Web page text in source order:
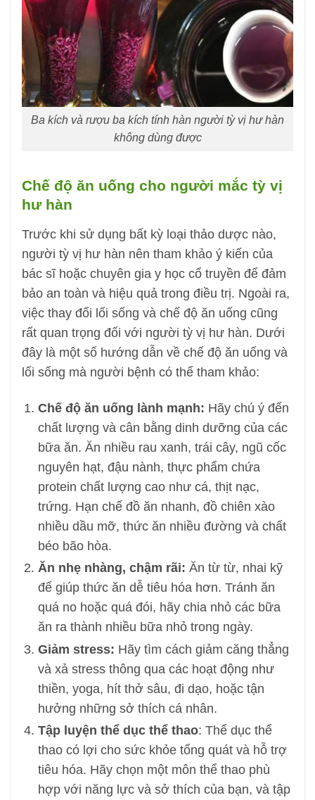
Ba kích và rượu ba kích tính hàn người tỳ vị hư hàn
không dùng được
Chế độ ăn uống cho người mắc tỳ vị
hư hàn
Trước khi sử dụng bất kỳ loại thảo dược nào,
người tỳ vị hư hàn nên tham khảo ý kiến của
bác sĩ hoặc chuyên gia y học cổ truyền để đảm
bảo an toàn và hiệu quả trong điều trị. Ngoài ra,
việc thay đổi lối sống và chế độ ăn uống cũng
rất quan trọng đối với người tỳ vị hư hàn. Dưới
đây là một số hướng dẫn về chế độ ăn uống và
lối sống mà người bệnh có thể tham khảo:
Chế độ ăn uống lành mạnh: Hãy chú ý đến
chất lượng và cân bằng dinh dưỡng của các
bữa ăn. Ăn nhiều rau xanh, trái cây, ngũ cốc
nguyên hạt, đậu nành, thực phẩm chứa
protein chất lượng cao như cá, thịt nạc,
trứng. Hạn chế đồ ăn nhanh, đồ chiên xào
nhiều dầu mỡ, thức ăn nhiều đường và chất
béo bão hòa.
Ăn nhẹ nhàng, chậm rãi: Ăn từ từ, nhai kỹ
để giúp thức ăn dễ tiêu hóa hơn. Tránh ăn
quá no hoặc quá đói, hãy chia nhỏ các bữa
ăn ra thành nhiều bữa nhỏ trong ngày.
Giảm stress: Hãy tìm cách giảm căng thẳng
và xả stress thông qua các hoạt động như
thiền, yoga, hít thở sâu, đi dạo, hoặc tận
hưởng những sở thích cá nhân.
Tập luyện thể dục thể thao: Thể dục thể
thao có lợi cho sức khỏe tổng quát và hỗ trợ
tiêu hóa. Hãy chọn một môn thể thao phù
hợp với năng lực và sở thích của bạn, và tập